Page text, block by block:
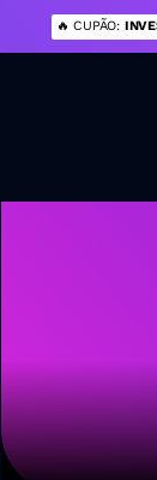
🔥 CUPÃO: